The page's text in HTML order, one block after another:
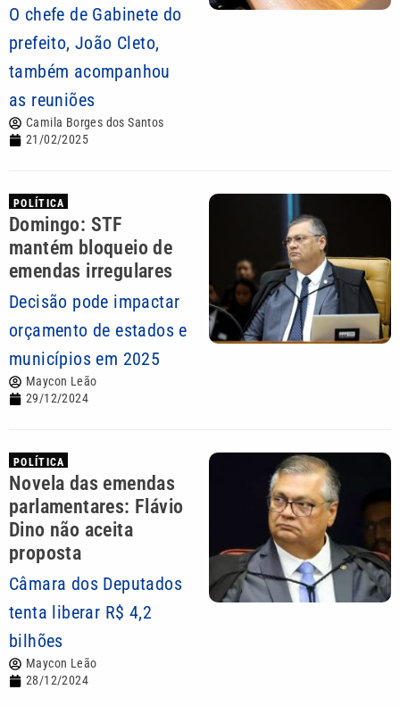
O chefe de Gabinete do
prefeito, João Cleto,
também acompanhou
as reuniões
Camila Borges dos Santos
21/02/2025
POLÍTICA
Domingo: STF
mantém bloqueio de
emendas irregulares
Decisão pode impactar
orçamento de estados e
municípios em 2025
Maycon Leão
29/12/2024
POLÍTICA
Novela das emendas
parlamentares: Flávio
Dino não aceita
proposta
Câmara dos Deputados
tenta liberar R$ 4,2
bilhões
Maycon Leão
28/12/2024